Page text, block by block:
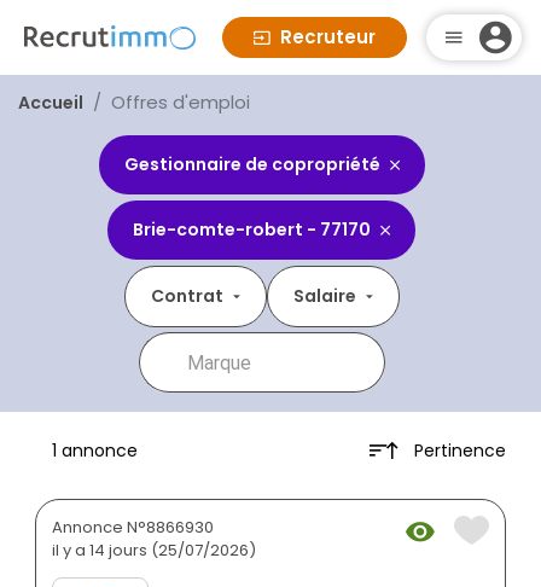
Recruteur
Accueil Offres d'emploi
Gestionnaire de copropriété
Brie-comte-robert - 77170
Contrat Salaire
1 annonce Pertinence
Annonce N°8866930
il y a 14 jours (25/07/2026)